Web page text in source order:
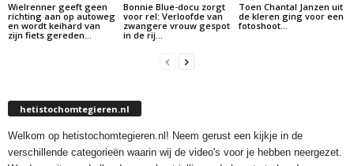
Wielrenner geeft geen
richting aan op autoweg
en wordt keihard van
zijn fiets gereden…
Bonnie Blue-docu zorgt
voor rel: Verloofde van
zwangere vrouw gespot
in de rij…
Toen Chantal Janzen uit
de kleren ging voor een
fotoshoot…
hetistochomtegieren.nl
Welkom op hetistochomtegieren.nl! Neem gerust een kijkje in de
verschillende categorieën waarin wij de video's voor je hebben neergezet.